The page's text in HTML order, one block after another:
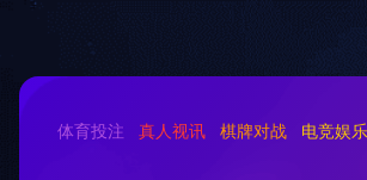
首页 > 我们的服务 > 其他